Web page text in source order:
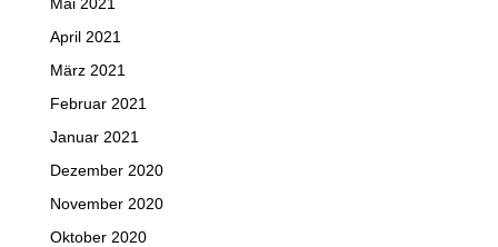
April 2021
März 2021
Februar 2021
Januar 2021
Dezember 2020
November 2020
Oktober 2020